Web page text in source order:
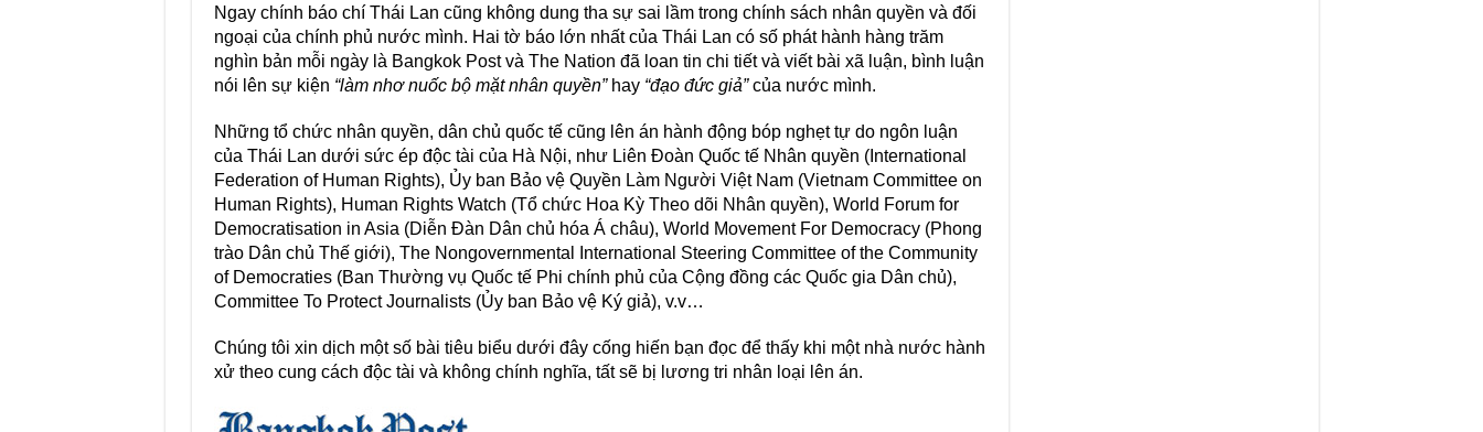
Ngay chính báo chí Thái Lan cũng không dung tha sự sai lầm trong chính sách nhân quyền và đối
ngoại của chính phủ nước mình. Hai tờ báo lớn nhất của Thái Lan có số phát hành hàng trăm
nghìn bản mỗi ngày là Bangkok Post và The Nation đã loan tin chi tiết và viết bài xã luận, bình luận
nói lên sự kiện “làm nhơ nuốc bộ mặt nhân quyền”hay “đạo đức giả”của nước mình.
Những tổ chức nhân quyền, dân chủ quốc tế cũng lên án hành động bóp nghẹt tự do ngôn luận
của Thái Lan dưới sức ép độc tài của Hà Nội, như Liên Đoàn Quốc tế Nhân quyền (International
Federation of Human Rights), Ủy ban Bảo vệ Quyền Làm Người Việt Nam (Vietnam Committee on
Human Rights), Human Rights Watch (Tổ chức Hoa Kỳ Theo dõi Nhân quyền), World Forum for
Democratisation in Asia (Diễn Đàn Dân chủ hóa Á châu), World Movement For Democracy (Phong
trào Dân chủ Thế giới), The Nongovernmental International Steering Committee of the Community
of Democraties (Ban Thường vụ Quốc tế Phi chính phủ của Cộng đồng các Quốc gia Dân chủ),
Committee To Protect Journalists (Ủy ban Bảo vệ Ký giả), v.v…
Chúng tôi xin dịch một số bài tiêu biểu dưới đây cống hiến bạn đọc để thấy khi một nhà nước hành
xử theo cung cách độc tài và không chính nghĩa, tất sẽ bị lương tri nhân loại lên án.